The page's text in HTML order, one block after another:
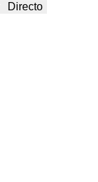
Directo